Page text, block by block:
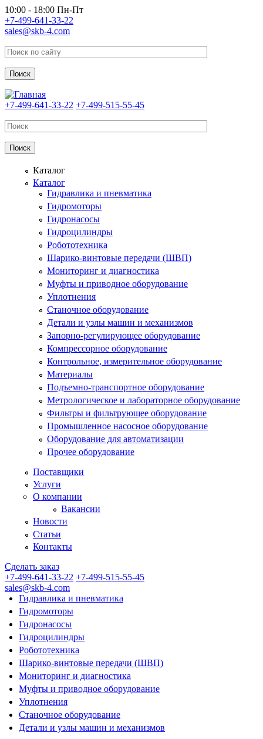
Перейти к основному содержанию
10:00 - 18:00 Пн-Пт
+7-499-641-33-22
sales@skb-4.com
+7-499-641-33-22 +7-499-515-55-45
Каталог
Каталог
Гидравлика и пневматика
Гидромоторы
Гидронасосы
Гидроцилиндры
Робототехника
Шарико-винтовые передачи (ШВП)
Мониторинг и диагностика
Муфты и приводное оборудование
Уплотнения
Станочное оборудование
Детали и узлы машин и механизмов
Запорно-регулирующее оборудование
Компрессорное оборудование
Контрольное, измерительное оборудование
Материалы
Подъемно-транспортное оборудование
Метрологическое и лабораторное оборудование
Фильтры и фильтрующее оборудование
Промышленное насосное оборудование
Оборудование для автоматизации
Прочее оборудование
Поставщики
Услуги
О компании
Вакансии
Новости
Статьи
Контакты
Сделать заказ
+7-499-641-33-22 +7-499-515-55-45
sales@skb-4.com
Гидравлика и пневматика
Гидромоторы
Гидронасосы
Гидроцилиндры
Робототехника
Шарико-винтовые передачи (ШВП)
Мониторинг и диагностика
Муфты и приводное оборудование
Уплотнения
Станочное оборудование
Детали и узлы машин и механизмов